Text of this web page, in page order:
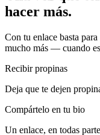
hacer más.
Con tu enlace basta
mucho más — cuando
Recibir propinas
Deja que te dejen
Compártelo en tu bio
Un enlace, en todas